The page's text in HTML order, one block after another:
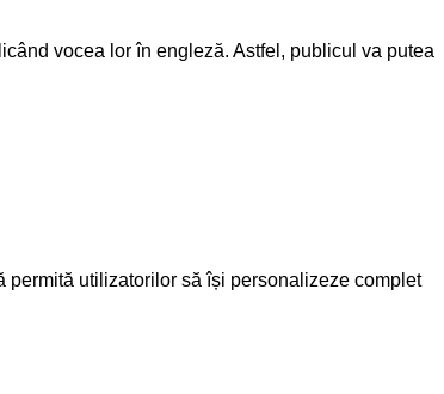
vocea lor în engleză. Astfel, publicul va putea
utilizatorilor să își personalizeze complet